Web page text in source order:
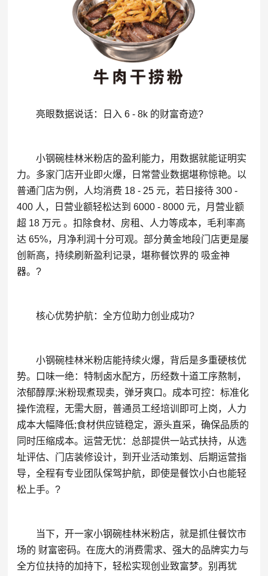
亮眼数据说话：日入 6 - 8k 的财富奇迹?
小钢碗桂林米粉店的盈利能力，用数据就能证明实
力。多家门店开业即火爆，日常营业数据堪称惊艳。以
普通门店为例，人均消费 18 - 25 元，若日接待 300 -
400 人，日营业额轻松达到 6000 - 8000 元，月营业额
超 18 万元 。扣除食材、房租、人力等成本，毛利率高
达 65%，月净利润十分可观。部分黄金地段门店更是屡
创新高，持续刷新盈利记录，堪称餐饮界的 吸金神
器。?
核心优势护航：全方位助力创业成功?
小钢碗桂林米粉店能持续火爆，背后是多重硬核优
势。口味一绝：特制卤水配方，历经数十道工序熬制，
浓郁醇厚;米粉现煮现卖，弹牙爽口。成本可控：标准化
操作流程，无需大厨，普通员工经培训即可上岗，人力
成本大幅降低;食材供应链稳定，源头直采，确保品质的
同时压缩成本。运营无忧：总部提供一站式扶持，从选
址评估、门店装修设计，到开业活动策划、后期运营指
导，全程有专业团队保驾护航，即使是餐饮小白也能轻
松上手。?
当下，开一家小钢碗桂林米粉店，就是抓住餐饮市
场的 财富密码。在庞大的消费需求、强大的品牌实力与
全方位扶持的加持下，轻松实现创业致富梦。别再犹